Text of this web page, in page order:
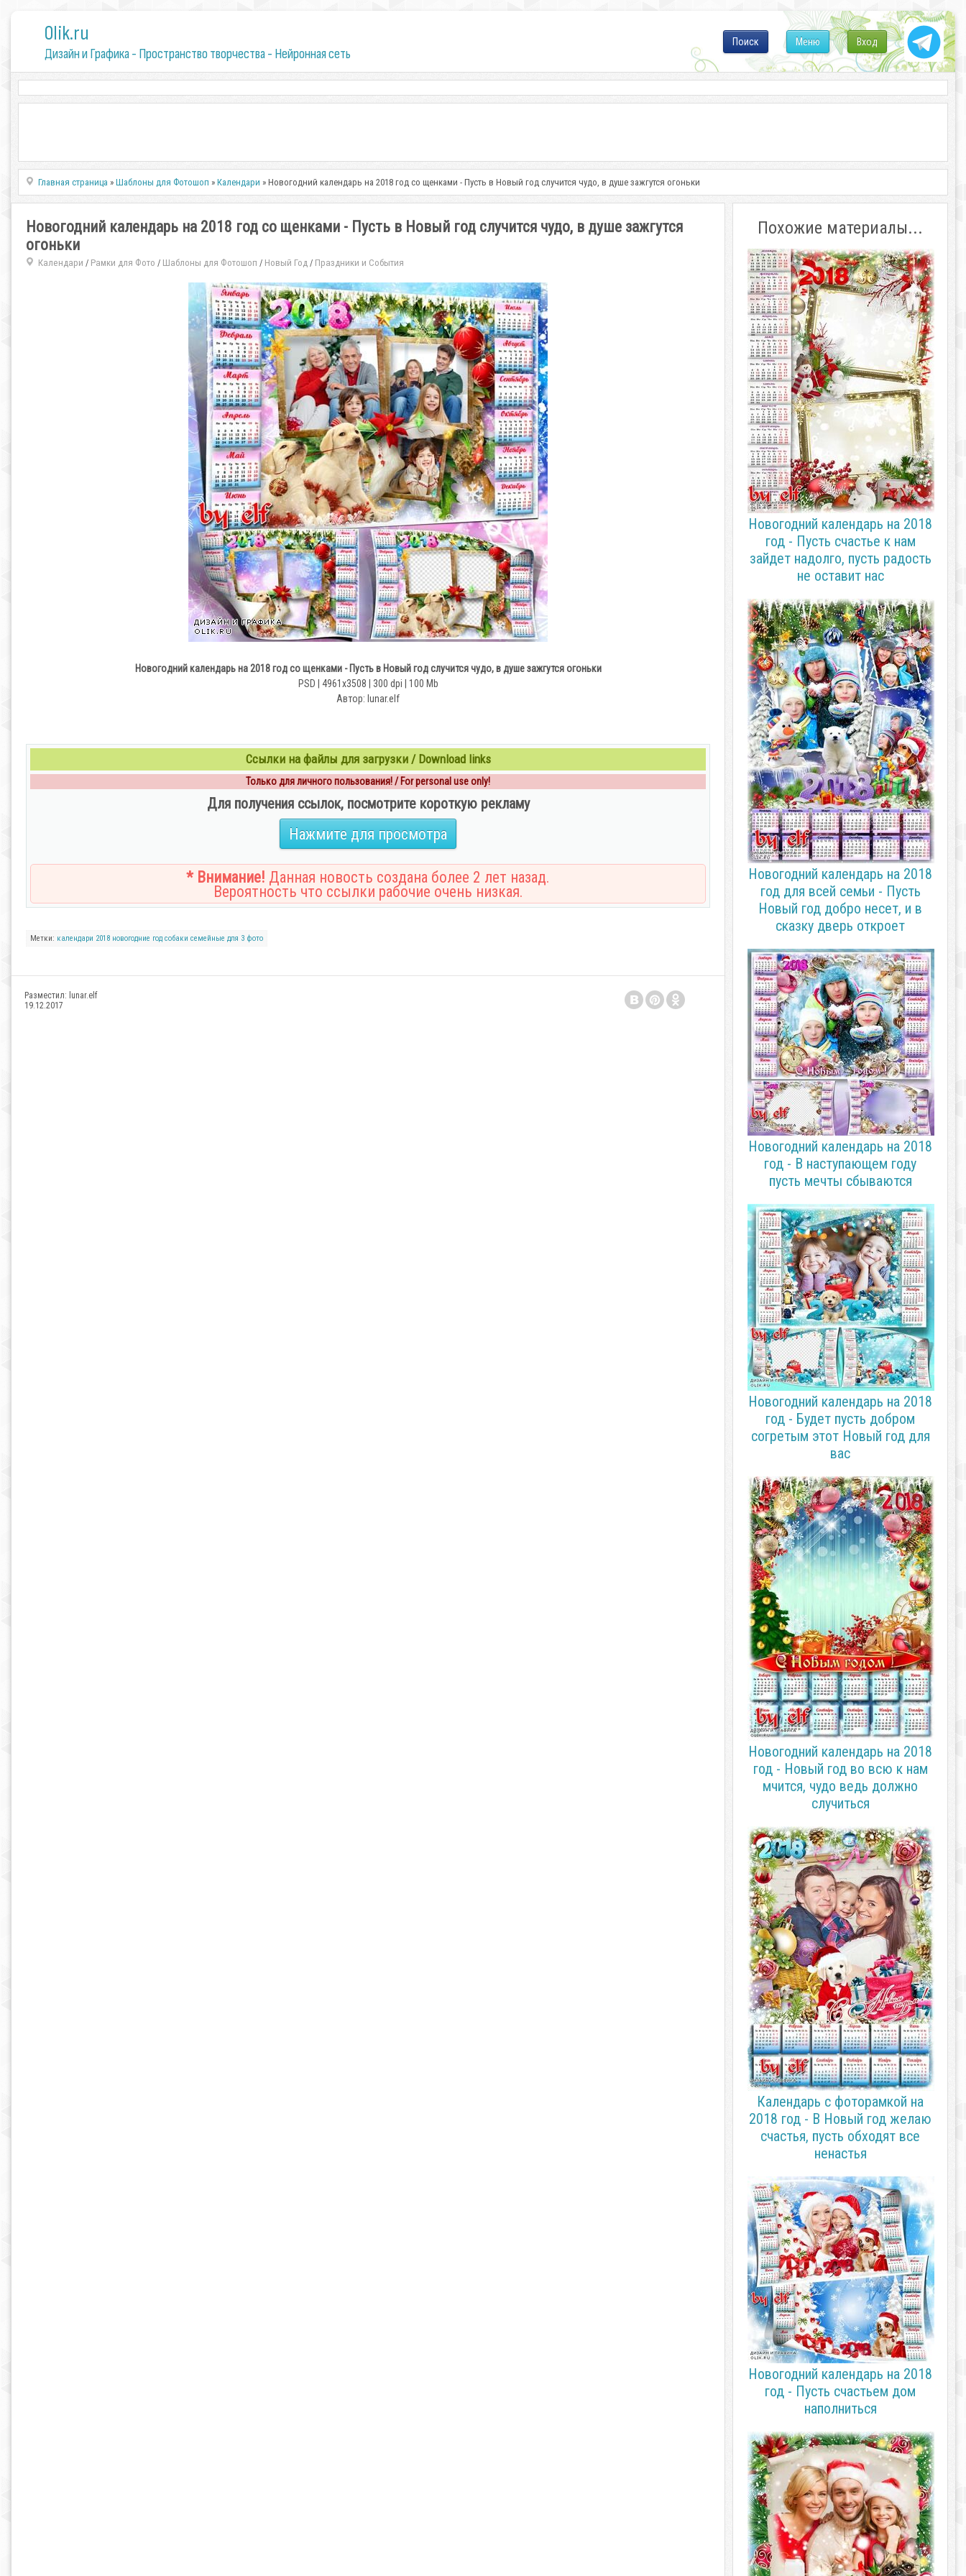
0lik.ru
Дизайн и Графика - Пространство творчества - Нейронная сеть
Вход
Меню
Поиск
Главная страница »Шаблоны для Фотошоп »Календари » Новогодний календарь на 2018 год со щенками - Пусть в Новый год случится чудо, в душе зажгутся огоньки
Новогодний календарь на 2018 год со щенками - Пусть в Новый год случится чудо, в душе зажгутся
огоньки
Календари / Рамки для Фото / Шаблоны для Фотошоп / Новый Год/ Праздники и События
Новогодний календарь на 2018 год со щенками - Пусть в Новый год случится чудо, в душе зажгутся огоньки
PSD | 4961х3508 | 300 dpi | 100 Mb
Автор: lunar.elf
Ссылки на файлы для загрузки / Download links
Только для личного пользования! / For personal use only!
Для получения ссылок, посмотрите короткую рекламу
Нажмите для просмотра
* Внимание! Данная новость создана более 2 лет назад.
Вероятность что ссылки рабочие очень низкая.
Метки: календари 2018 новогодние год собаки семейные для 3 фото
Разместил: lunar.elf
19.12.2017
Похожие материалы...
Новогодний календарь на 2018
год - Пусть счастье к нам
зайдет надолго, пусть радость
не оставит нас
Новогодний календарь на 2018
год для всей семьи - Пусть
Новый год добро несет, и в
сказку дверь откроет
Новогодний календарь на 2018
год - В наступающем году
пусть мечты сбываются
Новогодний календарь на 2018
год - Будет пусть добром
согретым этот Новый год для
вас
Новогодний календарь на 2018
год - Новый год во всю к нам
мчится, чудо ведь должно
случиться
Календарь с фоторамкой на
2018 год - В Новый год желаю
счастья, пусть обходят все
ненастья
Новогодний календарь на 2018
год - Пусть счастьем дом
наполниться